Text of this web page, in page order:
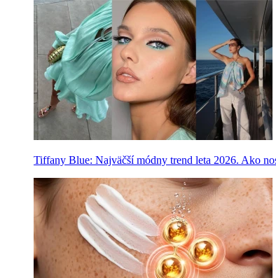
Tiffany Blue: Najväčší módny trend leta 2026. Ako